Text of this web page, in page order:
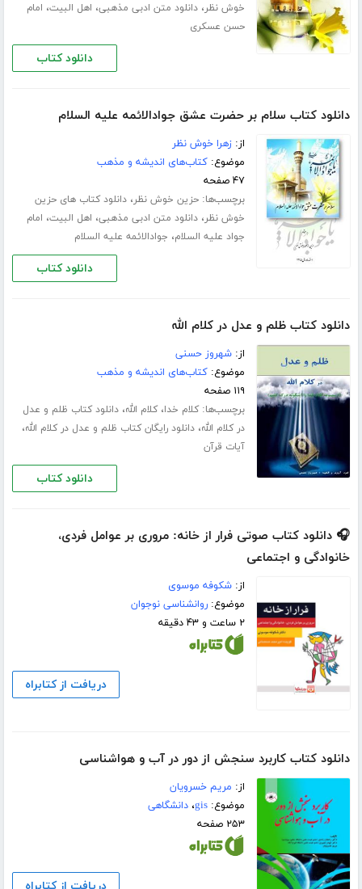
خوش نظر،دانلود متن ادبی مذهبی، اهل البیت، امام
حسن عسکری
دانلود کتاب
دانلود کتاب سلام بر حضرت عشق جوادالائمه علیه السلام
از:زهرا خوش نظر
موضوع:کتاب‌های اندیشه و مذهب
۴۷ صفحه
برچسب‌ها:حزین خوش نظر،دانلود کتاب های حزین
خوش نظر،دانلود متن ادبی مذهبی، اهل البیت، امام
جواد علیه السلام، جوادالائمه علیه السلام
دانلود کتاب
دانلود کتاب ظلم و عدل در کلام الله
از:شهروز حسنی
موضوع:کتاب‌های اندیشه و مذهب
۱۱۹ صفحه
برچسب‌ها:کلام خدا،کلام الله،دانلود کتاب ظلم و عدل
در کلام الله،دانلود رایگان کتاب ظلم و عدل در کلام الله،
آیات قرآن
دانلود کتاب
🎧 دانلود کتاب صوتی فرار از خانه: مروری بر عوامل فردی،
خانوادگی و اجتماعی
از:شکوفه موسوی
موضوع:روانشناسی نوجوان
۲ ساعت و ۴۳ دقیقه
دریافت از کتابراه
دانلود کتاب کاربرد سنجش از دور در آب و هواشناسی
از: مریم خسرویان
موضوع:gis،دانشگاهی
۲۵۳ صفحه